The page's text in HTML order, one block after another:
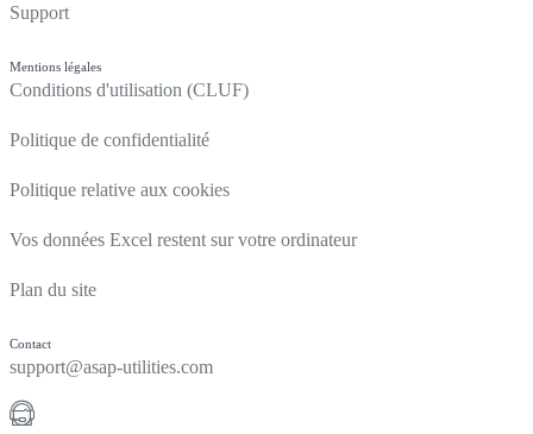
Support
Mentions légales
Conditions d'utilisation (CLUF)
Politique de confidentialité
Politique relative aux cookies
Vos données Excel restent sur votre ordinateur
Plan du site
Contact
support@asap-utilities.com